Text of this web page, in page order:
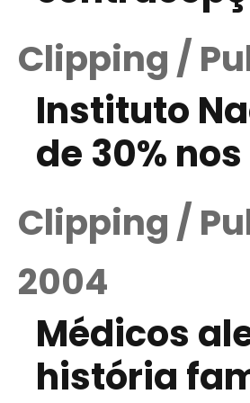
Clipping /
Instituto
de 30%
Clipping /
2004
Médicos
história